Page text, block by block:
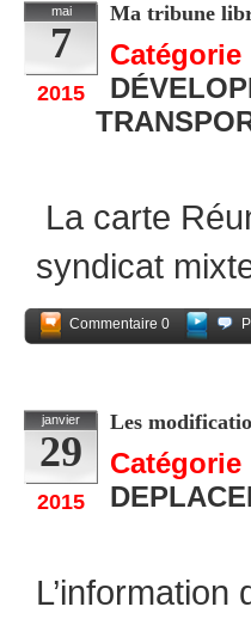
mai
7
2015
Ma tribune
Catégorie
La carte
syndicat
Commentaire 0
janvier
29
2015
Les
Catégorie